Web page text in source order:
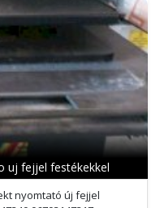
uj fejjel festékekkel
nyomtató új fejjel